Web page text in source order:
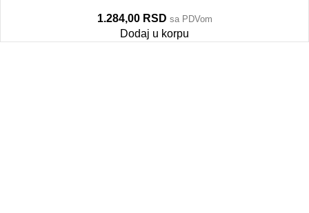
1.284,00 RSD sa PDVom
Dodaj u korpu